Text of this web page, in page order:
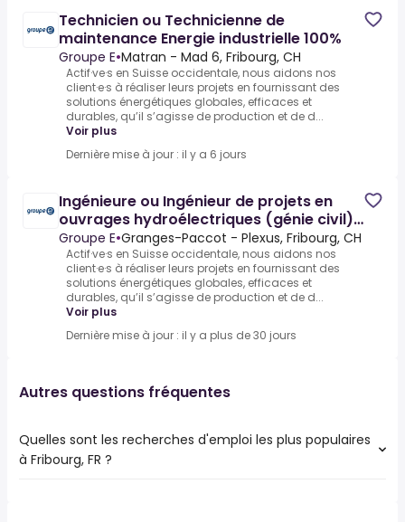
Technicien ou Technicienne de
maintenance Energie industrielle 100%
Groupe E•Matran - Mad 6, Fribourg, CH
Actif·ve·s en Suisse occidentale, nous aidons nos
client·e·s à réaliser leurs projets en fournissant des
solutions énergétiques globales, efficaces et
durables, qu’il s’agisse de production et de d...
Voir plus
Dernière mise à jour : il y a 6 jours
Ingénieure ou Ingénieur de projets en
ouvrages hydroélectriques (génie civil)
80 - 100%
Groupe E•Granges-Paccot - Plexus, Fribourg, CH
Actif·ve·s en Suisse occidentale, nous aidons nos
client·e·s à réaliser leurs projets en fournissant des
solutions énergétiques globales, efficaces et
durables, qu’il s’agisse de production et de d...
Voir plus
Dernière mise à jour : il y a plus de 30 jours
Autres questions fréquentes
Quelles sont les recherches d'emploi les plus populaires
à Fribourg, FR ?